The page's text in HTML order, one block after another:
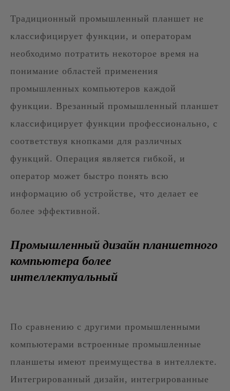
Традиционный промышленный планшет не
классифицирует функции, и операторам
необходимо потратить некоторое время на
понимание областей применения
промышленных компьютеров каждой
функции. Врезанный промышленный планшет
классифицирует функции профессионально, с
соответствуя кнопками для различных
функций. Операция является гибкой, и
оператор может быстро понять всю
информацию об устройстве, что делает ее
более эффективной.
Промышленный дизайн планшетного
компьютера более
интеллектуальный
По сравнению с другими промышленными
компьютерами встроенные промышленные
планшеты имеют преимущества в интеллекте.
Интегрированный дизайн, интегрированные